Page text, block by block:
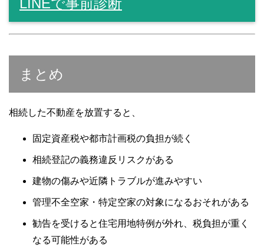
まとめ
相続した不動産を放置すると、
固定資産税や都市計画税の負担が続く
相続登記の義務違反リスクがある
建物の傷みや近隣トラブルが進みやすい
管理不全空家・特定空家の対象になるおそれがある
勧告を受けると住宅用地特例が外れ、税負担が重く
なる可能性がある